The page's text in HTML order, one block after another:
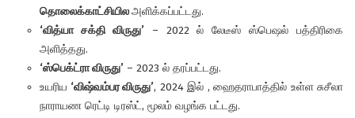
தொலைக்காட்சியிலஅளிக்கப்பட்டது.
‘வித்யா சக்தி விருது’– 2022 ல் லேடீஸ் ஸ்பெஷல் பத்திரிகை
அளித்தது.
‘ஸ்பெக்ட்ரா விருது’ – 2023 ல் தரப்பட்டது.
உயரிய ‘விஷ்வம்பர விருது’, 2024 இல் , ஹைதராபாத்தில் உள்ள சுசீலா
நாராயண ரெட்டி டிரஸ்ட், மூலம் வழங்க பட்டது.